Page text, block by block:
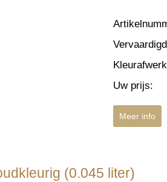
Uw prijs:
Meer info
(0.045 liter)